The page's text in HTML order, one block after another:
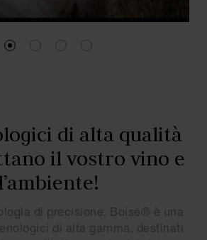
di alta qualità
il vostro vino e
di precisione, Boisé® è una
di alta gamma, destinati